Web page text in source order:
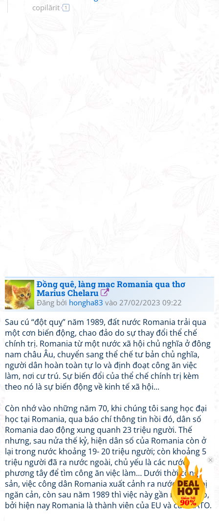
copilărit
1
Đồng quê, làng mạc Romania qua thơ
Marius Chelaru
Đăng bởi hongha83 vào 27/02/2023 09:22
Sau cú “đột quỵ” năm 1989, đất nước Romania trải qua
một cơn biến động, chao đảo do sự thay đổi thể chế
chính trị. Romania từ một nước xã hội chủ nghĩa ở đông
nam châu Âu, chuyển sang thể chế tư bản chủ nghĩa,
người dân hoàn toàn tự lo và định đoạt công ăn việc
làm, nơi cư trú. Sự biến đổi của thể chế chính trị kèm
theo nó là sự biến động về kinh tế xã hội...
Còn nhớ vào những năm 70, khi chúng tôi sang học đại
học tại Romania, qua báo chí thông tin hồi đó, dân số
Romania dao động xung quanh 23 triệu người. Thế
nhưng, sau nửa thế kỷ, hiện dân số của Romania còn ở
lại trong nước khoảng 19- 20 triệu người; còn khoảng 5
triệu người đã ra nước ngoài, chủ yếu là các nước
phương tây để tìm công ăn việc làm… Dưới thời cộng
sản, việc công dân Romania xuất cảnh ra nước ngoài bị
ngăn cản, còn sau năm 1989 thì việc này gần như tự do,
bởi hiện nay Romania là thành viên của EU và của NATO.